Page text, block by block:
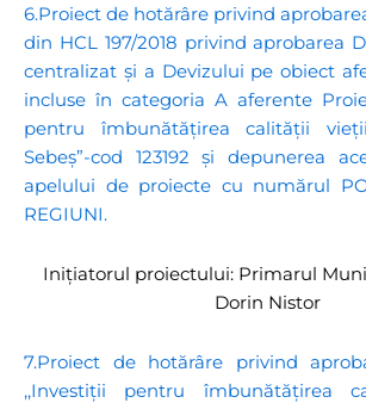
6.Proiect de hotărâre privind
din HCL 197/2018 privind aprobarea
centralizat și a Devizului pe obiect
incluse în categoria A aferente
pentru îmbunătățirea calității
Sebeș”-cod 123192 și depunerea
apelului de proiecte cu numărul POR/
REGIUNI.
Inițiatorul proiectului: Primarul
Dorin Nistor
7.Proiect de hotărâre privind
,,Investiții pentru îmbunătățirea